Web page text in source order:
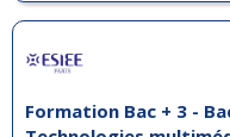
Formation Bac + 3 -